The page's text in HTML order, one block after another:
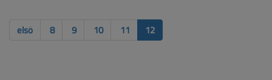
első 8 9 10 11 12